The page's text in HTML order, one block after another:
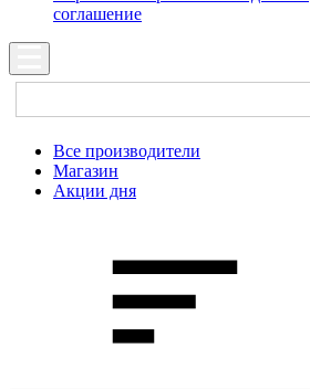
соглашение
Все производители
Магазин
Акции дня